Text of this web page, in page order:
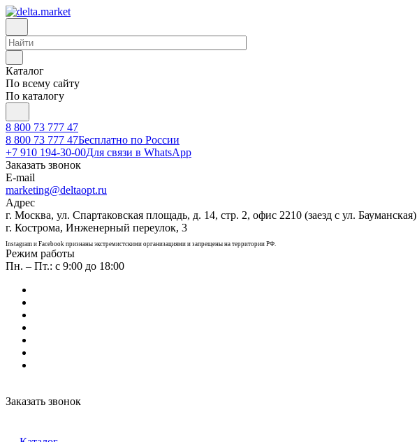
Каталог
По всему сайту
По каталогу
8 800 73 777 47
8 800 73 777 47Бесплатно по России
+7 910 194-30-00Для связи в WhatsApp
Заказать звонок
E-mail
marketing@deltaopt.ru
Адрес
г. Москва, ул. Спартаковская площадь, д. 14, стр. 2, офис 2210 (заезд с ул. Бауманская)
г. Кострома, Инженерный переулок, 3
Instagram и Facebook признаны экстремистскими организациями и запрещены на территории РФ.
Режим работы
Пн. – Пт.: с 9:00 до 18:00
Заказать звонок